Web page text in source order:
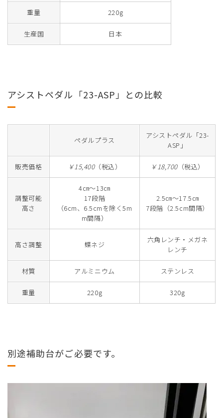
重量 220g
生産国 日本
アシストペダル「23-ASP」との比較
ペダルプラス
アシストペダル「23-
ASP」
販売価格 ￥15,400（税込） ￥18,700（税込）
調整可能
高さ
4㎝～13㎝
17段階
（6cm、6.5cmを除く5m
m間隔）
2.5㎝～17.5㎝
7段階（2.5cm間隔）
高さ調整 蝶ネジ
六角レンチ・メガネ
レンチ
材質 アルミニウム ステンレス
重量 220g 320g
別途補助台がご必要です。